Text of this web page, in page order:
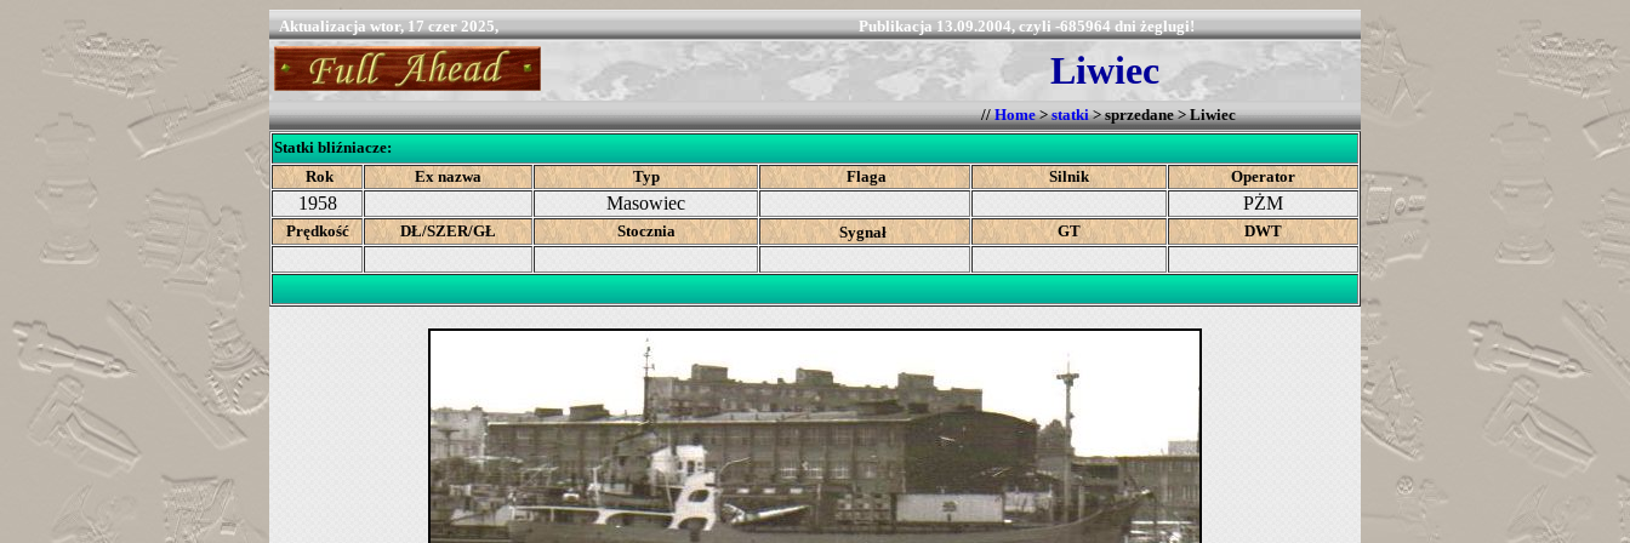
Aktualizacjawtor, 17 czer 2025, Publikacja 13.09.2004, czyli -685964 dni żeglugi!
Liwiec
//Home>statki> sprzedane > Liwiec
Statki bliźniacze:
Rok
Ex nazwa Typ Flaga Silnik Operator
1958 Masowiec PŻM
Prędkość DŁ/SZER/GŁ Stocznia Sygnał GT DWT